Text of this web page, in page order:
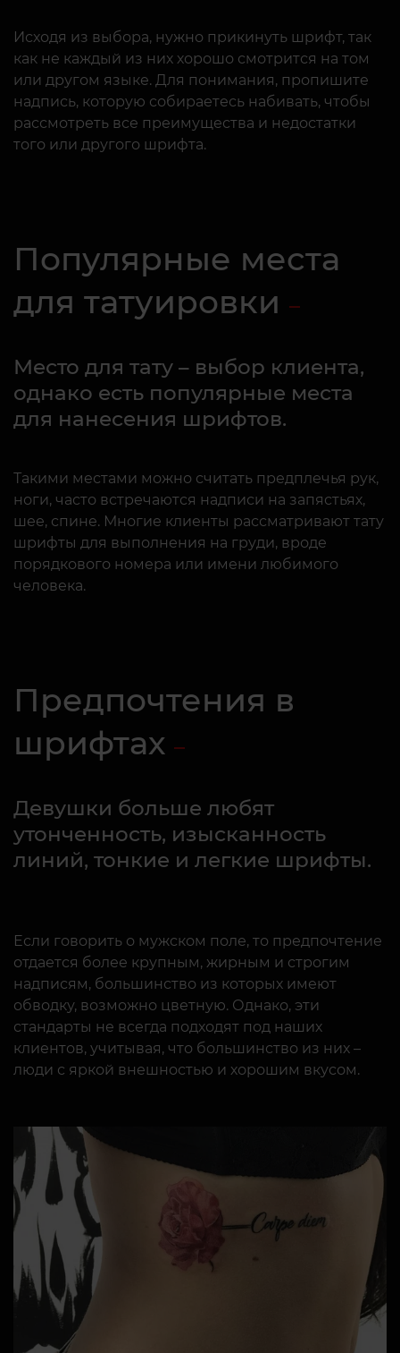
Исходя из выбора, нужно прикинуть шрифт, так
как не каждый из них хорошо смотрится на том
или другом языке. Для понимания, пропишите
надпись, которую собираетесь набивать, чтобы
рассмотреть все преимущества и недостатки
того или другого шрифта.
Популярные места
для татуировки
Место для тату – выбор клиента,
однако есть популярные места
для нанесения шрифтов.
Такими местами можно считать предплечья рук,
ноги, часто встречаются надписи на запястьях,
шее, спине. Многие клиенты рассматривают тату
шрифты для выполнения на груди, вроде
порядкового номера или имени любимого
человека.
Предпочтения в
шрифтах
Девушки больше любят
утонченность, изысканность
линий, тонкие и легкие шрифты.
Если говорить о мужском поле, то предпочтение
отдается более крупным, жирным и строгим
надписям, большинство из которых имеют
обводку, возможно цветную. Однако, эти
стандарты не всегда подходят под наших
клиентов, учитывая, что большинство из них –
люди с яркой внешностью и хорошим вкусом.